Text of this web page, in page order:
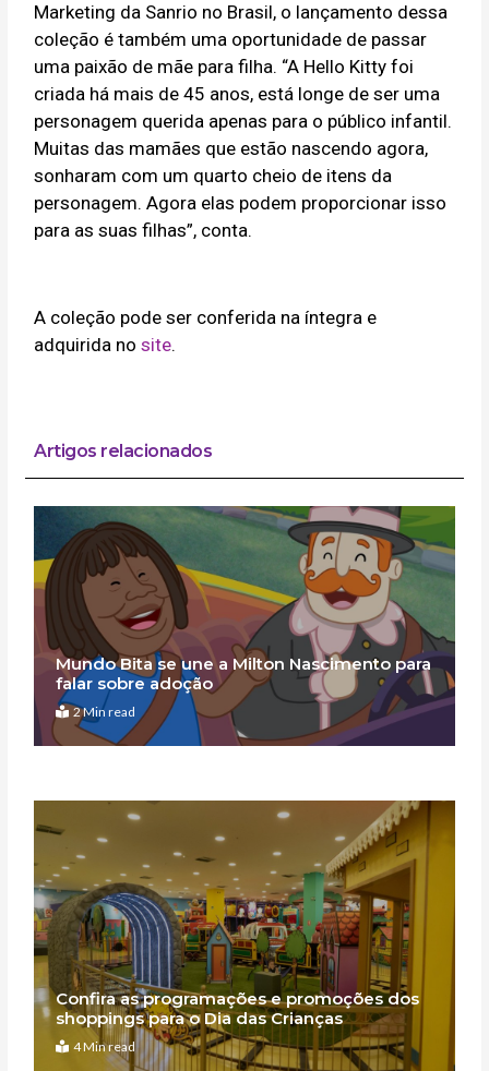
Marketing da Sanrio no Brasil, o lançamento dessa
coleção é também uma oportunidade de passar
uma paixão de mãe para filha. “A Hello Kitty foi
criada há mais de 45 anos, está longe de ser uma
personagem querida apenas para o público infantil.
Muitas das mamães que estão nascendo agora,
sonharam com um quarto cheio de itens da
personagem. Agora elas podem proporcionar isso
para as suas filhas”, conta.
A coleção pode ser conferida na íntegra e
adquirida nosite.
Artigos relacionados
Mundo Bita se une a Milton Nascimento para
falar sobre adoção
2 Min read
Confira as programações e promoções dos
shoppings para o Dia das Crianças
4 Min read